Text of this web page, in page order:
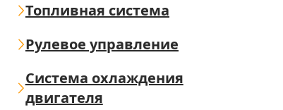
Топливная система
Рулевое управление
Система охлаждения
двигателя